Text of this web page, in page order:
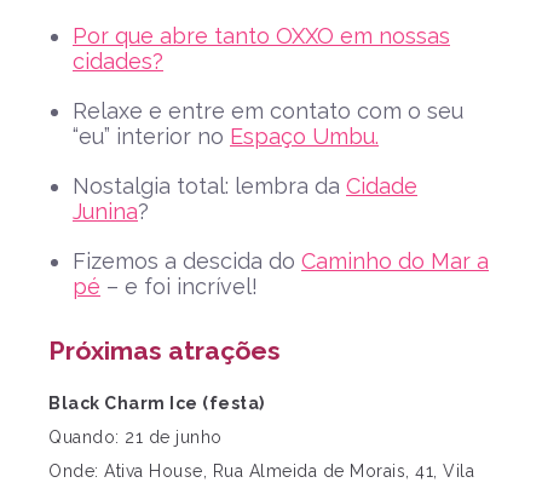
Por que abre tanto OXXO em nossas
cidades?
Relaxe e entre em contato com o seu
“eu” interior no Espaço Umbu.
Nostalgia total: lembra da Cidade
Junina?
Fizemos a descida do Caminho do Mar a
pé – e foi incrível!
Próximas atrações
Black Charm Ice (festa)
Quando: 21 de junho
Onde: Ativa House, Rua Almeida de Morais, 41, Vila